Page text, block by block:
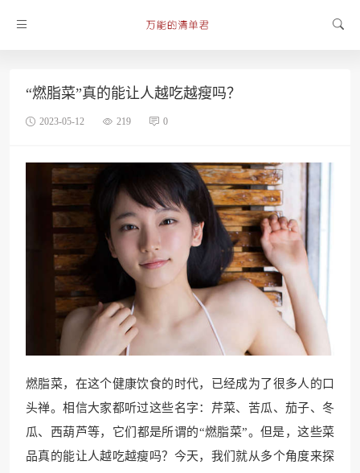
“燃脂菜”真的能让人越吃越瘦吗？
2023-05-12 219 0
燃脂菜，在这个健康饮食的时代，已经成为了很多人的口
头禅。相信大家都听过这些名字：芹菜、苦瓜、茄子、冬
瓜、西葫芦等，它们都是所谓的“燃脂菜”。但是，这些菜
品真的能让人越吃越瘦吗？今天，我们就从多个角度来探